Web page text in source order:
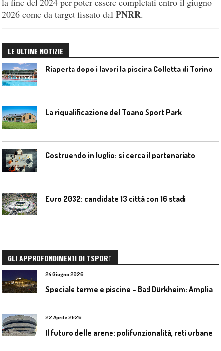
la fine del 2024 per poter essere completati entro il giugno
2026 come da target fissato dalPNRR.
LE ULTIME NOTIZIE
Riaperta dopo i lavori la piscina Colletta di Torino
La riqualificazione del Toano Sport Park
Costruendo in luglio: si cerca il partenariato
Euro 2032: candidate 13 città con 16 stadi
GLI APPROFONDIMENTI DI TSPORT
24 Giugno 2026
22 Aprile 2026